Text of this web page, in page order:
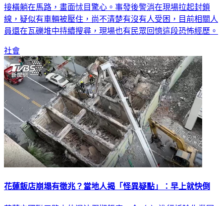
接橫躺在馬路，畫面怵目驚心。事發後警消在現場拉起封鎖
線，疑似有車輛被壓住，尚不清楚有沒有人受困，目前相關人
員還在瓦礫堆中持續搜尋，現場也有民眾回憶這段恐怖經歷。
社會
花蓮飯店崩塌有徵兆？當地人揭「怪異疑點」：早上就快倒